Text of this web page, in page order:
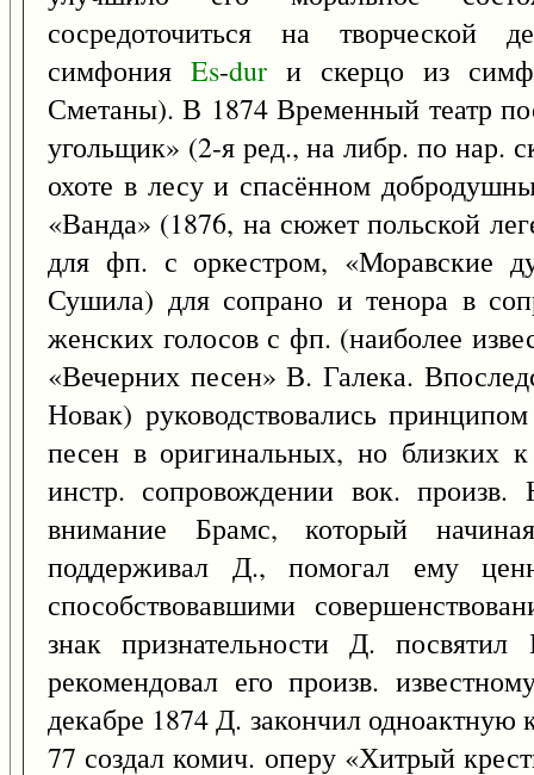
сосредоточиться на творческой
симфония Es-dur и скерцо из
Сметаны). В 1874 Временный театр
угольщик» (2-я ред., на либр. по нар.
охоте в лесу и спасённом
«Ванда» (1876, на сюжет польской
для фп. с оркестром, «Моравские
Сушила) для сопрано и тенора в
женских голосов с фп. (наиболее
«Вечерних песен» В. Галека.
Новак) руководствовались
песен в оригинальных, но близких
инстр. сопровождении вок.
внимание Брамс, который
поддерживал Д., помогал ему
способствовавшими
знак признательности Д.
рекомендовал его произв.
декабре 1874 Д. закончил
77 создал комич. оперу «Хитрый